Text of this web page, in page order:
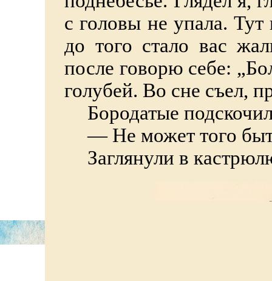
с головы не упала.
до того стало вас
после говорю себе:
голубей. Во сне съел,
Бородатые
— Не может того
Заглянули в